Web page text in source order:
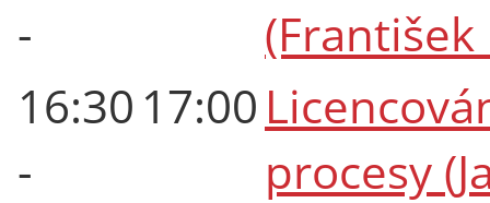
-
(František
16:30
-
17:00
procesy